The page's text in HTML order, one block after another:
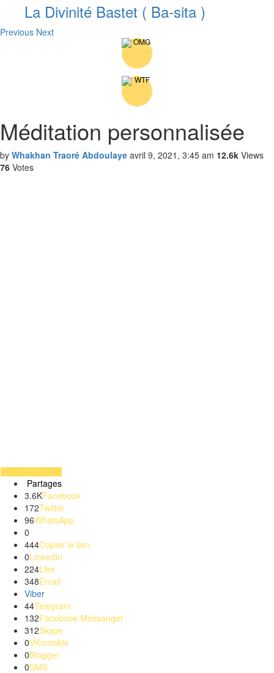
La Divinité Bastet ( Ba-sita )
Previous Next
Méditation personnalisée
by Whakhan Traoré Abdoulaye avril 9, 2021, 3:45 am 12.6k Views
76 Votes
Partages
3.6KFacebook
172Twitter
96WhatsApp
0
444Copier le lien
0LinkedIn
224Like
348Email
Viber
44Telegram
132Facebook Messenger
312Skype
0VKontakte
0Blogger
0SMS